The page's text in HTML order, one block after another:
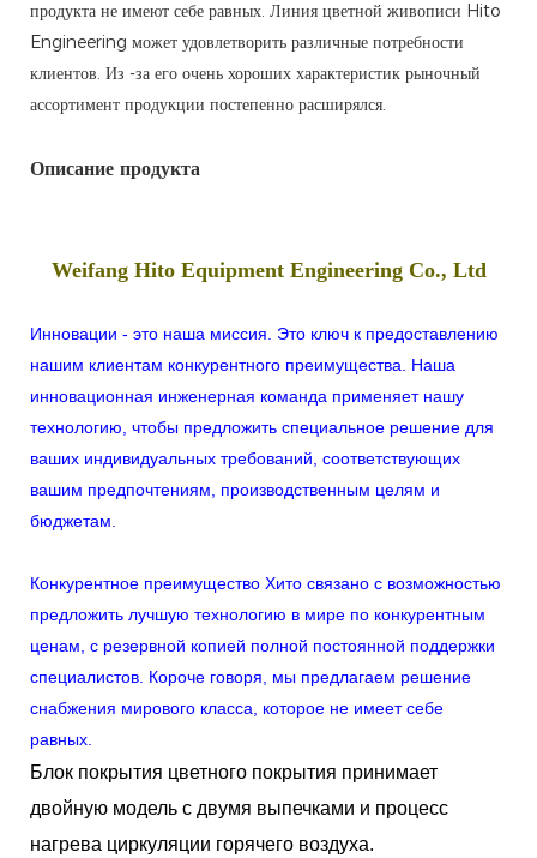
продукта не имеют себе равных. Линия цветной живописи Hito
Engineering может удовлетворить различные потребности
клиентов. Из -за его очень хороших характеристик рыночный
ассортимент продукции постепенно расширялся.
Описание продукта
Weifang Hito Equipment Engineering Co., Ltd
Инновации - это наша миссия. Это ключ к предоставлению
нашим клиентам конкурентного преимущества. Наша
инновационная инженерная команда применяет нашу
технологию, чтобы предложить специальное решение для
ваших индивидуальных требований, соответствующих
вашим предпочтениям, производственным целям и
бюджетам.
Конкурентное преимущество Хито связано с возможностью
предложить лучшую технологию в мире по конкурентным
ценам, с резервной копией полной постоянной поддержки
специалистов. Короче говоря, мы предлагаем решение
снабжения мирового класса, которое не имеет себе
равных.
Блок покрытия цветного покрытия принимает
двойную модель с двумя выпечками и процесс
нагрева циркуляции горячего воздуха.